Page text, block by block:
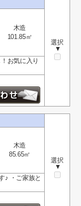
選択
▼
木造
101.85㎡
お気に入り
選択
▼
木造
85.65㎡
♪ ・ご家族と